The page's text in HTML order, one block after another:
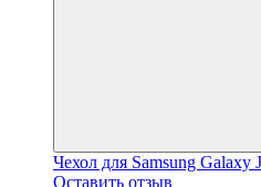
Чехол для Samsung Galaxy
Оставить отзыв